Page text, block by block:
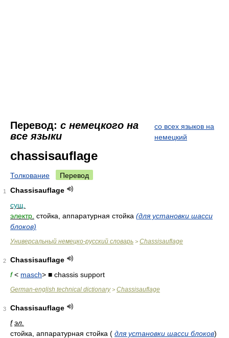
Перевод: с немецкого на
все языки
со всех языков на
немецкий
chassisauflage
Толкование Перевод
1
Chassisauflage
сущ.
электр. стойка, аппаратурная стойка (для установки шасси
блоков)
Универсальный немецко-русский словарь > Chassisauflage
2
Chassisauflage
f< masch> ■ chassis support
German-english technical dictionary> Chassisauflage
3
Chassisauflage
f эл.
стойка, аппаратурная стойка ( для установки шасси блоков)